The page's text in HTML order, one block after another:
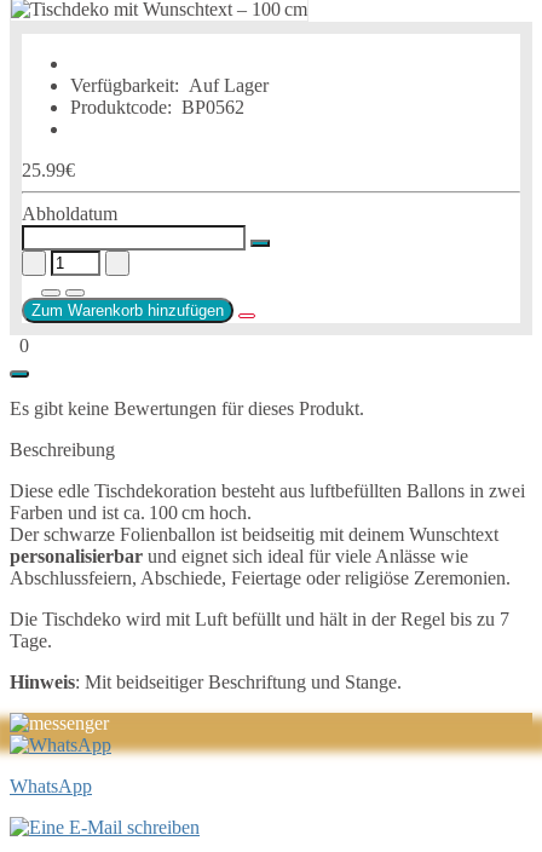
Verfügbarkeit: Auf Lager
Produktcode: BP0562
25.99€
Abholdatum
Zum Warenkorb hinzufügen
0
Es gibt keine Bewertungen für dieses Produkt.
Beschreibung
Diese edle Tischdekoration besteht aus luftbefüllten Ballons in zwei
Farben und ist ca. 100 cm hoch.
Der schwarze Folienballon ist beidseitig mit deinem Wunschtext
personalisierbar und eignet sich ideal für viele Anlässe wie
Abschlussfeiern, Abschiede, Feiertage oder religiöse Zeremonien.
Die Tischdeko wird mit Luft befüllt und hält in der Regel bis zu 7
Tage.
Hinweis: Mit beidseitiger Beschriftung und Stange.
WhatsApp